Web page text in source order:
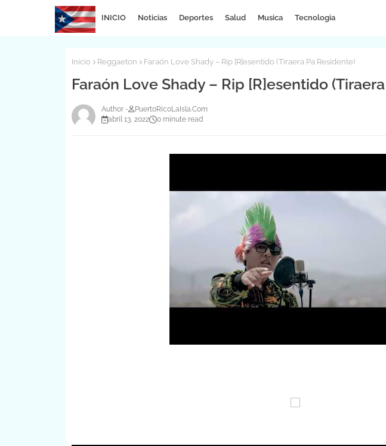
INICIO Noticias Deportes Salud Musica Tecnologia
Inicio Reggaeton Faraón Love Shady – Rip [R]esentido (Tiraera Pa Residente)
Faraón Love Shady – Rip [R]esentido
PuertoRicoLaIsla.Com
abril 13, 2022
0 minute read